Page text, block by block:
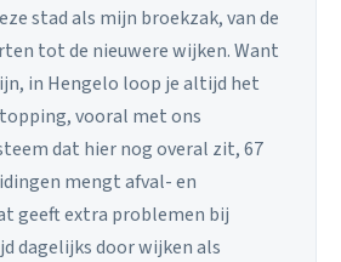
stad als mijn broekzak, van de
tot de nieuwere wijken. Want
in Hengelo loop je altijd het
vooral met ons
dat hier nog overal zit, 67
mengt afval- en
geeft extra problemen bij
dagelijks door wijken als